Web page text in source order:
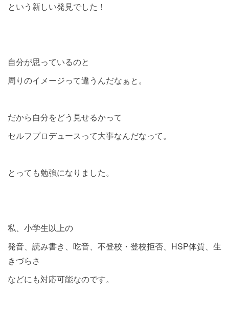
という新しい発見でした！
自分が思っているのと
周りのイメージって違うんだなぁと。
だから自分をどう見せるかって
セルフプロデュースって大事なんだなって。
とっても勉強になりました。
私、小学生以上の
発音、読み書き、吃音、不登校・登校拒否、HSP体質、生
きづらさ
などにも対応可能なのです。